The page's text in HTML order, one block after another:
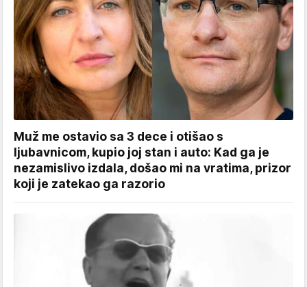
Muž me ostavio sa 3 dece i otišao s
ljubavnicom, kupio joj stan i auto: Kad ga je
nezamislivo izdala, došao mi na vratima, prizor
koji je zatekao ga razorio